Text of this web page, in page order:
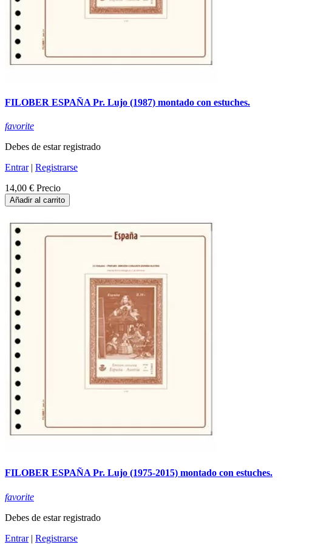
FILOBER ESPAÑA Pr. Lujo (1987) montado con estuches.
favorite
Debes de estar registrado
Entrar| Registrarse
14,00 € Precio
Añadir al carrito
FILOBER ESPAÑA Pr. Lujo (1975-2015) montado con estuches.
favorite
Debes de estar registrado
Entrar| Registrarse